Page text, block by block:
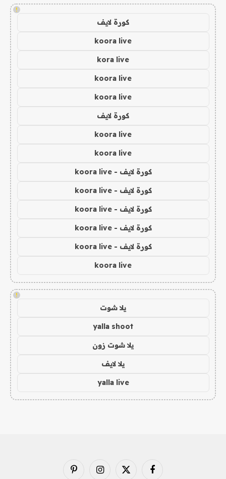
!
كورة لايف
koora live
kora live
koora live
koora live
كورة لايف
koora live
koora live
كورة لايف - koora live
كورة لايف - koora live
كورة لايف - koora live
كورة لايف - koora live
كورة لايف - koora live
koora live
!
يلا شوت
yalla shoot
يلا شوت زون
يلا لايف
yalla live
فيسبوك X الانستغرامبينتيريست